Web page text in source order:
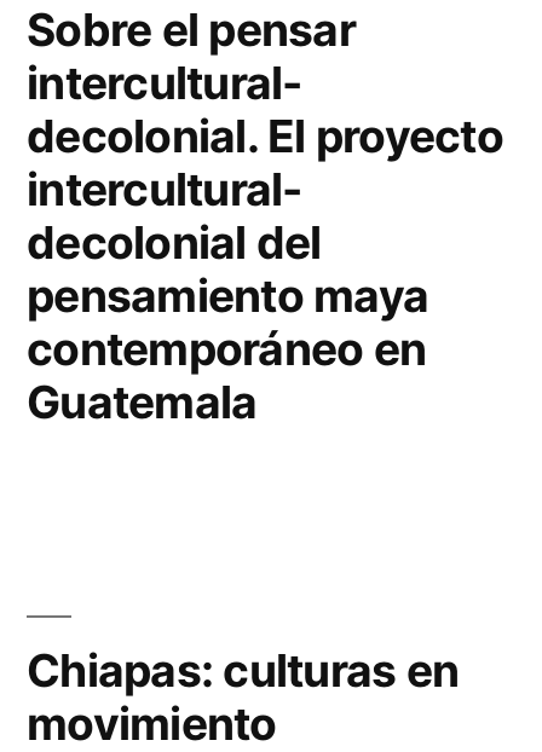
Sobre el pensar
intercultural-
decolonial. El proyecto
intercultural-
decolonial del
pensamiento maya
contemporáneo en
Guatemala
Chiapas: culturas en
movimiento